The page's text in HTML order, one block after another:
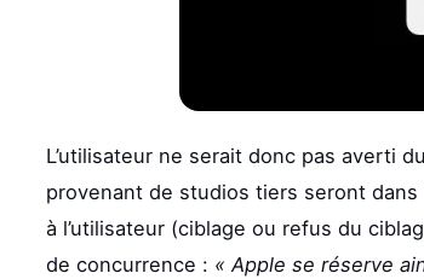
L’utilisateur ne serait donc pas averti du
provenant de studios tiers seront
à l’utilisateur (ciblage ou refus du
de concurrence : « Apple se réserve